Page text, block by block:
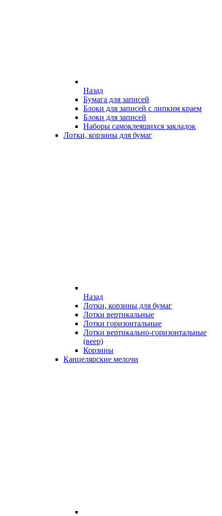
Назад
Бумага для записей
Блоки для записей с липким краем
Блоки для записей
Наборы самоклеящихся закладок
Лотки, корзины для бумаг
Назад
Лотки, корзины для бумаг
Лотки вертикальные
Лотки горизонтальные
Лотки вертикально-горизонтальные
(веер)
Корзины
Канцелярские мелочи